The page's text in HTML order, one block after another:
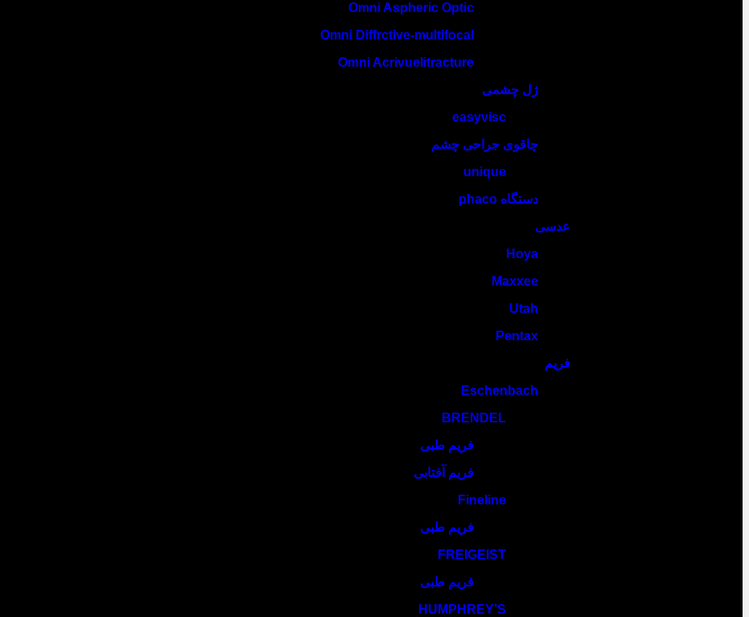
Omni Aspheric Optic
Omni Diffrctive-multifocal
Omni Acrivuelitracture
ژل چشمی
easyvisc
چاقوی جراحی چشم
unique
دستگاه phaco
عدسی
Hoya
Maxxee
Utah
Pentax
فریم
Eschenbach
BRENDEL
فریم طبی
فریم آفتابی
Fineline
فریم طبی
FREIGEIST
فریم طبی
HUMPHREY’S